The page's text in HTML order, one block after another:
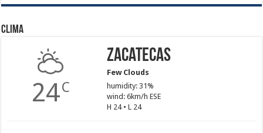
Clima
24C
Zacatecas
Few Clouds
humidity: 31%
wind: 6km/h ESE
H 24 • L 24